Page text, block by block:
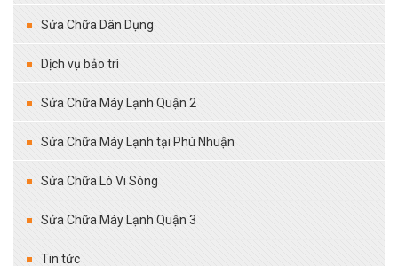
Sửa Chữa Dân Dụng
Dịch vụ bảo trì
Sửa Chữa Máy Lạnh Quận 2
Sửa Chữa Máy Lạnh tại Phú Nhuận
Sửa Chữa Lò Vi Sóng
Sửa Chữa Máy Lạnh Quận 3
Tin tức